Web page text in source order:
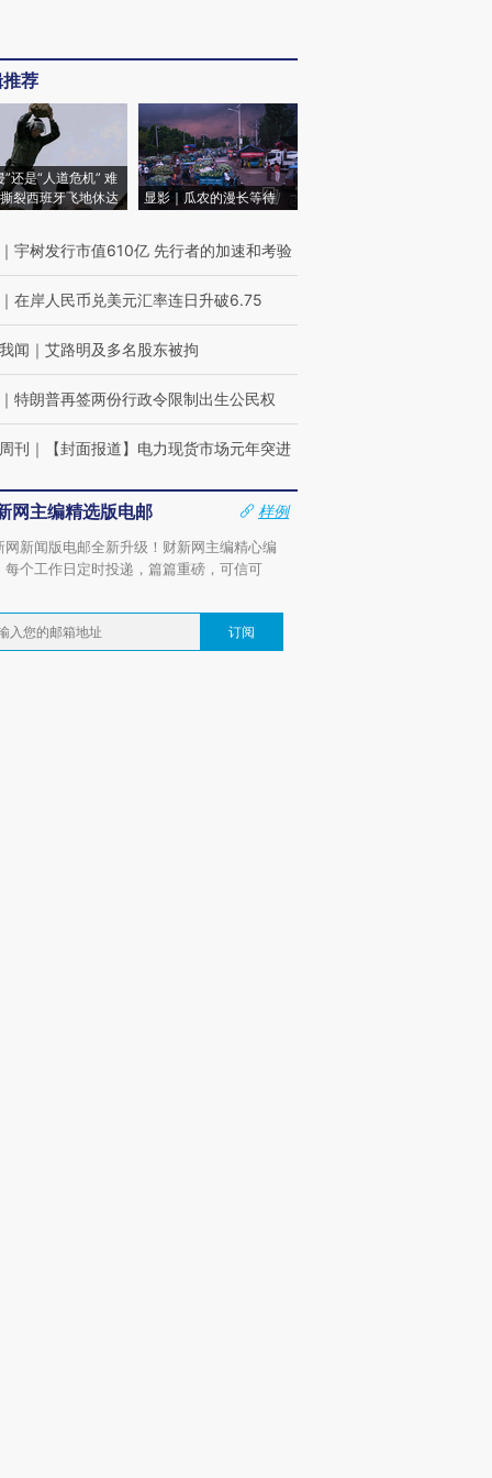
荐
”还是“人道危机” 难
裂西班牙飞地休达
显影｜瓜农的漫长等待
｜ 宇树发行市值610亿 先行者的加速和考验
｜ 在岸人民币兑美元汇率连日升破6.75
闻 ｜ 艾路明及多名股东被拘
｜ 特朗普再签两份行政令限制出生公民权
刊 ｜ 【封面报道】电力现货市场元年突进
网主编精选版电邮
样例
网新闻版电邮全新升级！财新网主编精心编
每个工作日定时投递，篇篇重磅，可信可
订阅